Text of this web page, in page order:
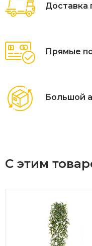
Доставка
Прямые
Большой
С этим